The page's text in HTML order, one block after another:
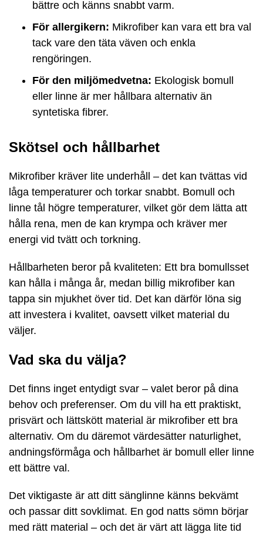
bättre och känns snabbt varm.
För allergikern: Mikrofiber kan vara ett bra val
tack vare den täta väven och enkla
rengöringen.
För den miljömedvetna: Ekologisk bomull
eller linne är mer hållbara alternativ än
syntetiska fibrer.
Skötsel och hållbarhet
Mikrofiber kräver lite underhåll – det kan tvättas vid
låga temperaturer och torkar snabbt. Bomull och
linne tål högre temperaturer, vilket gör dem lätta att
hålla rena, men de kan krympa och kräver mer
energi vid tvätt och torkning.
Hållbarheten beror på kvaliteten: Ett bra bomullsset
kan hålla i många år, medan billig mikrofiber kan
tappa sin mjukhet över tid. Det kan därför löna sig
att investera i kvalitet, oavsett vilket material du
väljer.
Vad ska du välja?
Det finns inget entydigt svar – valet beror på dina
behov och preferenser. Om du vill ha ett praktiskt,
prisvärt och lättskött material är mikrofiber ett bra
alternativ. Om du däremot värdesätter naturlighet,
andningsförmåga och hållbarhet är bomull eller linne
ett bättre val.
Det viktigaste är att ditt sänglinne känns bekvämt
och passar ditt sovklimat. En god natts sömn börjar
med rätt material – och det är värt att lägga lite tid